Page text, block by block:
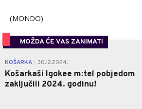
(MONDO)
MOŽDA ĆE VAS ZANIMATI
KOŠARKA 30.12.2024.
Košarkaši Igokee m:tel pobjedom
zaključili 2024. godinu!